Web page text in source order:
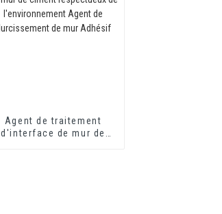
Agent de traitement
d'interface de mur de